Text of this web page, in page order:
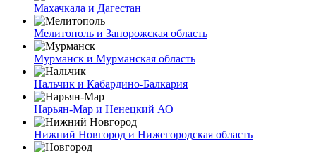
Махачкала и Дагестан
Мелитополь и Запорожская область
Мурманск и Мурманская область
Нальчик и Кабардино-Балкария
Нарьян-Мар и Ненецкий АО
Нижний Новгород и Нижегородская область